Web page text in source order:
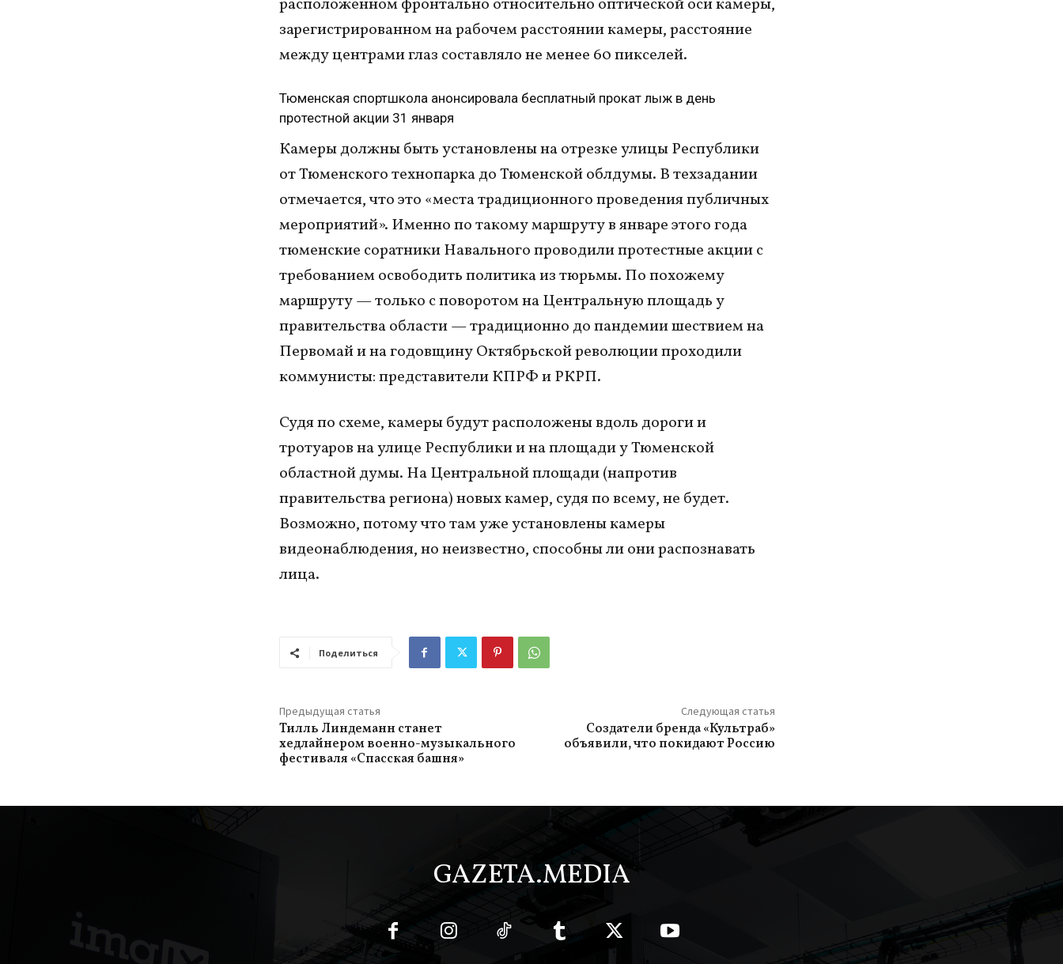
расположенном фронтально относительно оптической оси камеры,
зарегистрированном на рабочем расстоянии камеры, расстояние
между центрами глаз составляло не менее 60 пикселей.
Тюменская спортшкола анонсировала бесплатный прокат лыж в день
протестной акции 31 января
Камеры должны быть установлены на отрезке улицы Республики
от Тюменского технопарка до Тюменской облдумы. В техзадании
отмечается, что это «места традиционного проведения публичных
мероприятий». Именно по такому маршруту в январе этого года
тюменские соратники Навального проводили протестные акции с
требованием освободить политика из тюрьмы. По похожему
маршруту — только с поворотом на Центральную площадь у
правительства области — традиционно до пандемии шествием на
Первомай и на годовщину Октябрьской революции проходили
коммунисты: представители КПРФ и РКРП.
Судя по схеме, камеры будут расположены вдоль дороги и
тротуаров на улице Республики и на площади у Тюменской
областной думы. На Центральной площади (напротив
правительства региона) новых камер, судя по всему, не будет.
Возможно, потому что там уже установлены камеры
видеонаблюдения, но неизвестно, способны ли они распознавать
лица.
Поделиться
Предыдущая статья
Тилль Линдеманн станет
хедлайнером военно-музыкального
фестиваля «Спасская башня»
Следующая статья
Создатели бренда «Культраб»
объявили, что покидают Россию
GAZETA.MEDIA